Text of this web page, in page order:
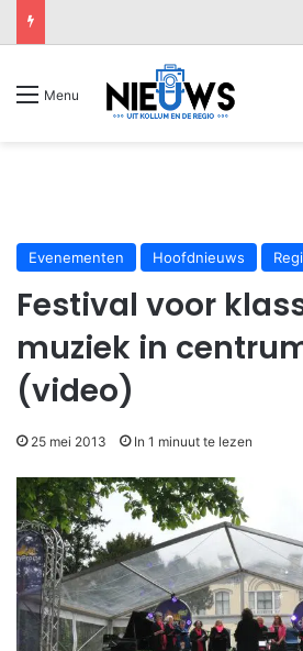
Menu
Evenementen Hoofdnieuws
Festival voor
muziek in
(video)
25 mei 2013 In 1 minuut te lezen